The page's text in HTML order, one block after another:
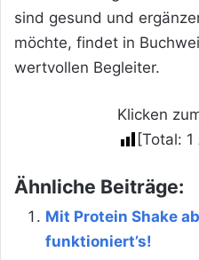
sind gesund und
möchte, findet in
wertvollen Begleiter.
Klicken
[Total: 1
Ähnliche Beiträge:
Mit Protein Shake
funktioniert’s!